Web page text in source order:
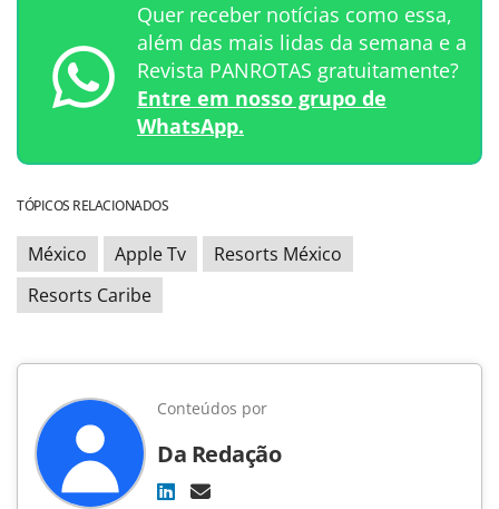
Quer receber notícias como essa,
além das mais lidas da semana e a
Revista PANROTAS gratuitamente?
Entre em nosso grupo de
WhatsApp.
TÓPICOS RELACIONADOS
México Apple Tv
Resorts México
Resorts Caribe
Conteúdos por
Da Redação